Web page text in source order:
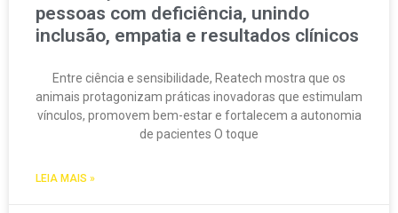
pessoas com deficiência, unindo
inclusão, empatia e resultados clínicos
Entre ciência e sensibilidade, Reatech mostra que os
animais protagonizam práticas inovadoras que estimulam
vínculos, promovem bem-estar e fortalecem a autonomia
de pacientes O toque
LEIA MAIS »